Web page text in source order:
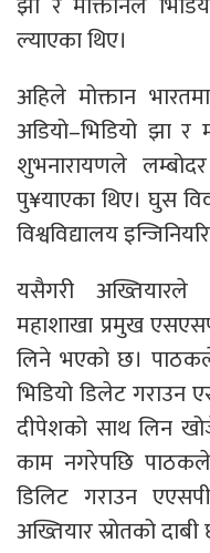
ल्याएका थिए।
अहिले मोक्तान
अडियो–भिडियो झा र
शुभनारायणले
पु¥याएका थिए। घुस
विश्वविद्यालय
यसैगरी अख्तियारले
महाशाखा प्रमुख
लिने भएको छ। पाठकले
भिडियो डिलेट गराउन
दीपेशको साथ लिन
काम नगरेपछि पाठकले
डिलिट गराउन
अख्तियार स्रोतको दाबी